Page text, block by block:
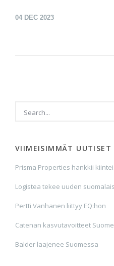
04 DEC 2023
VIIMEISIMMÄT UUTISET
Prisma Properties hankkii
Logistea tekee uuden
Pertti Vanhanen liittyy EQ:hon
Catenan kasvutavoitteet
Balder laajenee Suomessa